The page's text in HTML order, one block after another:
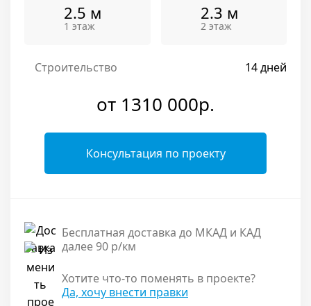
2.5 м
1 этаж
2.3 м
2 этаж
Строительство 14 дней
от 1310 000р.
Консультация по проекту
Бесплатная доставка до МКАД и КАД
далее 90 р/км
Хотите что-то поменять в проекте?
Да, хочу внести правки